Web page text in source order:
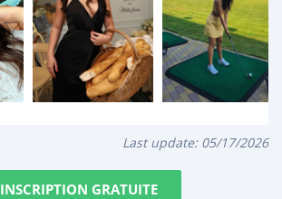
Last update: 05/17/2026
INSCRIPTION GRATUITE